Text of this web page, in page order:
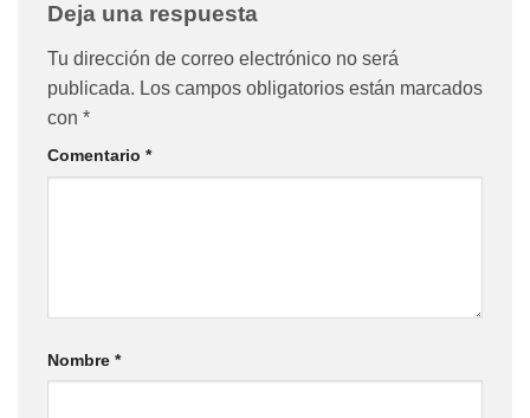
Deja una respuesta
Tu dirección de correo electrónico no será
publicada. Los campos obligatorios están marcados
con *
Comentario *
Nombre *